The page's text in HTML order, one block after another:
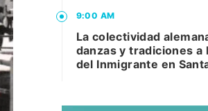
9:00 AM
La colectividad
danzas y tradiciones a
del Inmigrante en